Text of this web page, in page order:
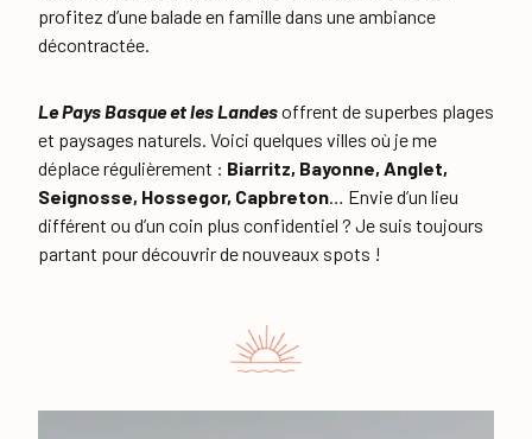
profitez d’une balade en famille dans une ambiance
décontractée.
Le Pays Basque et les Landesoffrent de superbes plages
et paysages naturels. Voici quelques villes où je me
déplace régulièrement : Biarritz, Bayonne, Anglet,
Seignosse, Hossegor, Capbreton … Envie d’un lieu
différent ou d’un coin plus confidentiel ? Je suis toujours
partant pour découvrir de nouveaux spots !